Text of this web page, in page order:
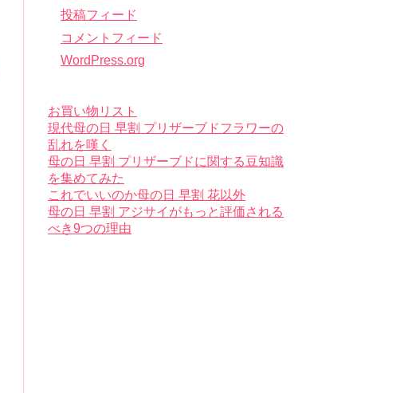
投稿フィード
コメントフィード
WordPress.org
お買い物リスト
現代母の日 早割 プリザーブドフラワーの
乱れを嘆く
母の日 早割 プリザーブドに関する豆知識
を集めてみた
これでいいのか母の日 早割 花以外
母の日 早割 アジサイがもっと評価される
べき9つの理由